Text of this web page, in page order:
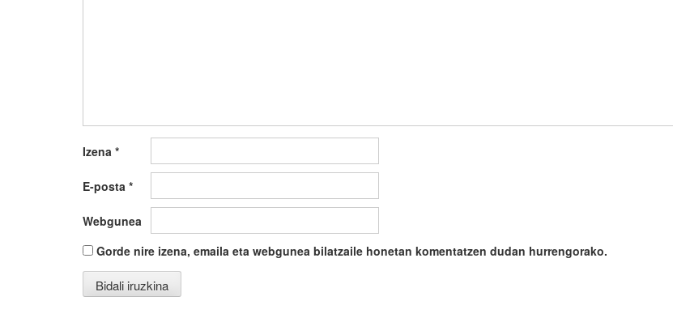
Izena *
E-posta *
Webgunea
Gorde nire izena, emaila eta webgunea bilatzaile honetan komentatzen dudan hurrengorako.